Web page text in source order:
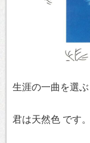
生涯の一曲を選
君は天然色 です。